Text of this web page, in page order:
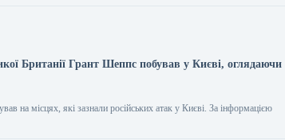
Британії Грант Шеппс побував у Києві, оглядаючи
на місцях, які зазнали російських атак у Києві. За інформацією